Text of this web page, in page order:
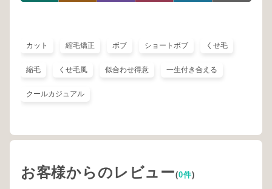
カット 縮毛矯正 ボブ ショートボブ くせ毛
縮毛 くせ毛風 似合わせ得意 一生付き合える
クールカジュアル
お客様からのレビュー(0件)